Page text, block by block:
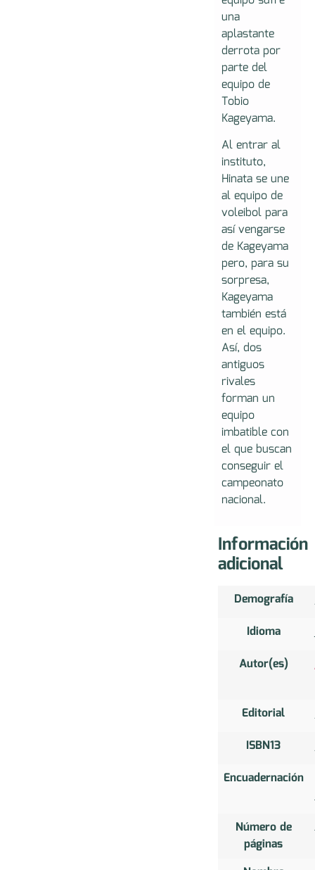
una
aplastante
derrota por
parte del
equipo de
Tobio
Kageyama.
Al entrar al
instituto,
Hinata se une
al equipo de
voleibol para
así vengarse
de Kageyama
pero, para su
sorpresa,
Kageyama
también está
en el equipo.
Así, dos
antiguos
rivales
forman un
equipo
imbatible con
el que buscan
conseguir el
campeonato
nacional.
Información
adicional
Demografía
Idioma
Autor(es)
Editorial
ISBN13
Encuadernación
Número de
páginas